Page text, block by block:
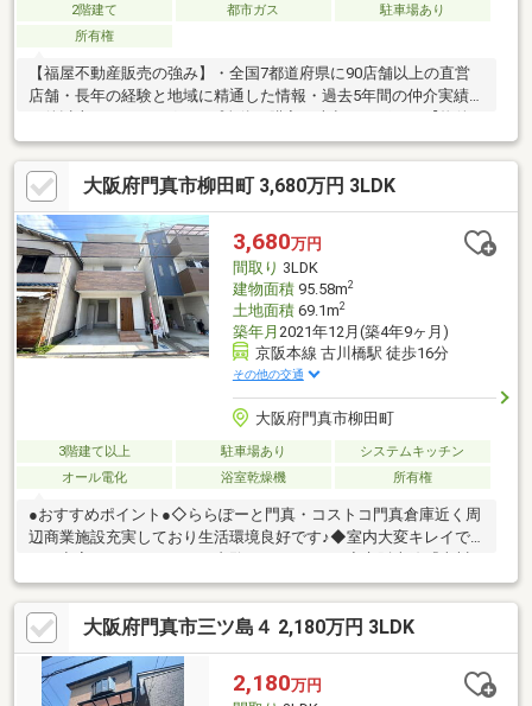
2階建て 都市ガス
駐車場あり
所有権
【福屋不動産販売の強み】・全国7都道府県に90店舗以上の直営
店舗・長年の経験と地域に精通した情報・過去5年間の仲介実績4
のおすすめポイント】■約６帖の屋根裏収納ございます。■壁付け
のキッチンなので、ダイニングスペースを広く確保できておりま
す。■浴室には窓があり、しっかりと換気が出来、湿気がこもり
にくく、清潔に保つ事が出来ます。■ＪＲ片町線「住道」駅まで
徒歩約１６分。■小学校、スーパーまで徒歩約１０分圏内。※お気
軽にお問い合わせください。
大阪府門真市柳田町 3,680万円 3LDK
3,680万円
間取り 3LDK
建物面積95.58m2
土地面積69.1m2
築年月 2021年12月(築4年9ヶ月)
京阪本線 古川橋駅 徒歩16分
その他の交通
大阪府門真市柳田町
3階建て以上 駐車場あり
システムキッチン
オール電化
浴室乾燥機 所有権
●おすすめポイント●◇ららぽーと門真・コストコ門真倉庫近く周
辺商業施設充実しており生活環境良好です♪◆室内大変キレイで
す！空家につきいつでもご内覧いただけます♪◇京阪本線『古川
橋駅』徒歩16分♪大阪モノレール線、地下鉄長堀鶴見緑地線も利
用可♪●学校●◇小学校 門真市立速見小学校 徒歩15分◆中学
校 門真市立第三中学校 徒歩8分☆周辺環境☆・スーパー ラ
イフセントラルスクエアららぽーと門真店 徒歩10分・コンビ
ニ ファミリーマート門真深田町店 徒歩6分■住宅ローンのご相
談は当社へ！頭金０円購入応援致します♪■現地ご内覧もしていた
大阪府門真市三ツ島４ 2,180万円 3LDK
2,180万円